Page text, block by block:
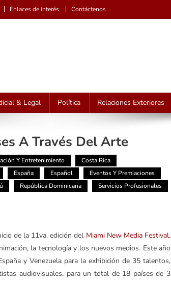
Enlaces de interés Contáctenos
& Legal Política Relaciones Exteriores
A Través Del Arte
Y Entretenimiento
Costa Rica
España Español
Eventos Y Premiaciones
República Dominicana
Servicios Profesionales
de la 11va. edición del Miami New Media Festival,
la tecnología y los nuevos medios. Este año
y Venezuela para la exhibición de 35 talentos,
audiovisuales, para un total de 18 países de 3